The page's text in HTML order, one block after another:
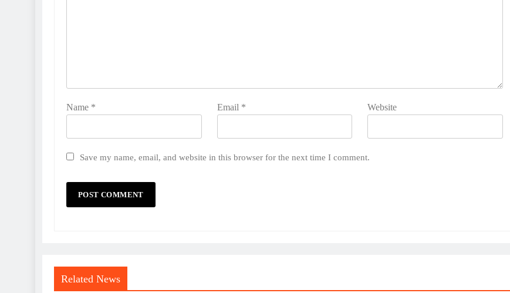
Name * Email * Website
Save my name, email, and website in this browser for the next time I comment.
Related News